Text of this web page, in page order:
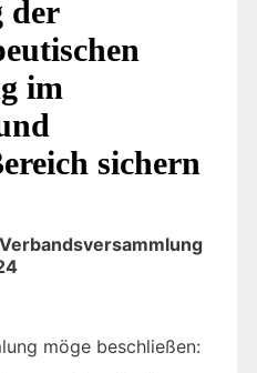
der
im
sichern
möge beschließen: